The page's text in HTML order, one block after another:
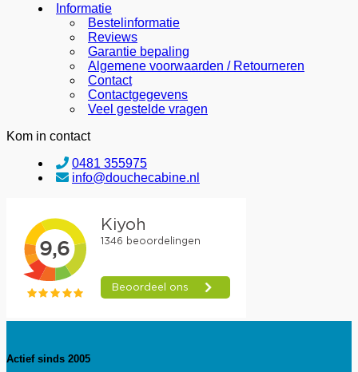
Informatie
Bestelinformatie
Reviews
Garantie bepaling
Algemene voorwaarden / Retourneren
Contact
Contactgegevens
Veel gestelde vragen
Kom in contact
0481 355975
info@douchecabine.nl
Actief sinds 2005